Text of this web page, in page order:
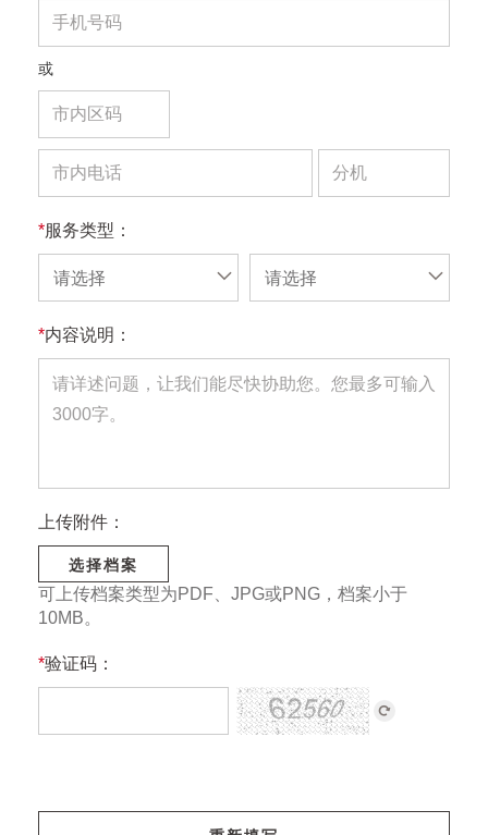
或
*服务类型：
请选择 请选择
*内容说明：
上传附件：
选择档案
可上传档案类型为PDF、JPG或PNG，档案小于
10MB。
*验证码：